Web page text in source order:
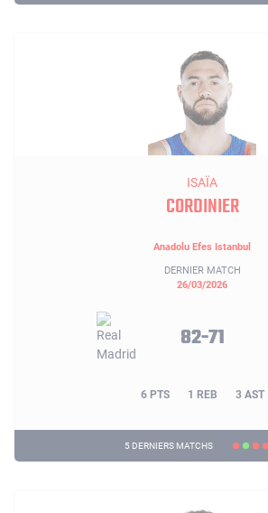
ISAÏA
CORDINIER
Anadolu Efes Istanbul
DERNIER MATCH
26/03/2026
82-71
6 PTS 1 REB 3 AST
5 DERNIERS MATCHS